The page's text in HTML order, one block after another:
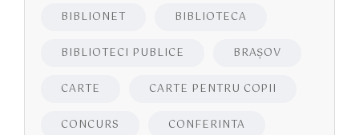
BIBLIONET BIBLIOTECA
BIBLIOTECI PUBLICE BRAŞOV
CARTE CARTE PENTRU COPII
CONCURS CONFERINTA